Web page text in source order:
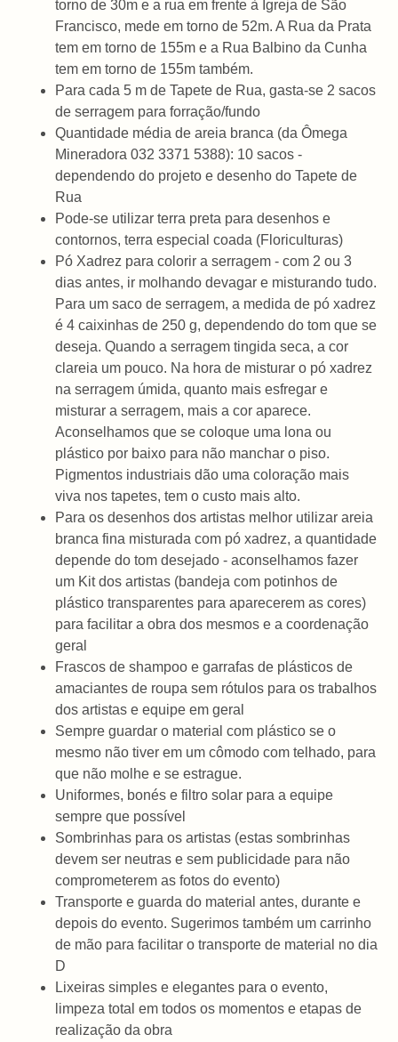
torno de 30m e a rua em frente à Igreja de São
Francisco, mede em torno de 52m. A Rua da Prata
tem em torno de 155m e a Rua Balbino da Cunha
tem em torno de 155m também.
Para cada 5 m de Tapete de Rua, gasta-se 2 sacos
de serragem para forração/fundo
Quantidade média de areia branca (da Ômega
Mineradora 032 3371 5388): 10 sacos -
dependendo do projeto e desenho do Tapete de
Rua
Pode-se utilizar terra preta para desenhos e
contornos, terra especial coada (Floriculturas)
Pó Xadrez para colorir a serragem - com 2 ou 3
dias antes, ir molhando devagar e misturando tudo.
Para um saco de serragem, a medida de pó xadrez
é 4 caixinhas de 250 g, dependendo do tom que se
deseja. Quando a serragem tingida seca, a cor
clareia um pouco. Na hora de misturar o pó xadrez
na serragem úmida, quanto mais esfregar e
misturar a serragem, mais a cor aparece.
Aconselhamos que se coloque uma lona ou
plástico por baixo para não manchar o piso.
Pigmentos industriais dão uma coloração mais
viva nos tapetes, tem o custo mais alto.
Para os desenhos dos artistas melhor utilizar areia
branca fina misturada com pó xadrez, a quantidade
depende do tom desejado - aconselhamos fazer
um Kit dos artistas (bandeja com potinhos de
plástico transparentes para aparecerem as cores)
para facilitar a obra dos mesmos e a coordenação
geral
Frascos de shampoo e garrafas de plásticos de
amaciantes de roupa sem rótulos para os trabalhos
dos artistas e equipe em geral
Sempre guardar o material com plástico se o
mesmo não tiver em um cômodo com telhado, para
que não molhe e se estrague.
Uniformes, bonés e filtro solar para a equipe
sempre que possível
Sombrinhas para os artistas (estas sombrinhas
devem ser neutras e sem publicidade para não
comprometerem as fotos do evento)
Transporte e guarda do material antes, durante e
depois do evento. Sugerimos também um carrinho
de mão para facilitar o transporte de material no dia
D
Lixeiras simples e elegantes para o evento,
limpeza total em todos os momentos e etapas de
realização da obra